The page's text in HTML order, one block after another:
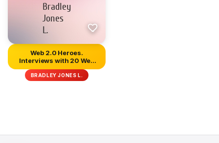
Web 2.0 Heroes.
Interviews with 20 Web
2.0 Influen...
BRADLEY JONES L.